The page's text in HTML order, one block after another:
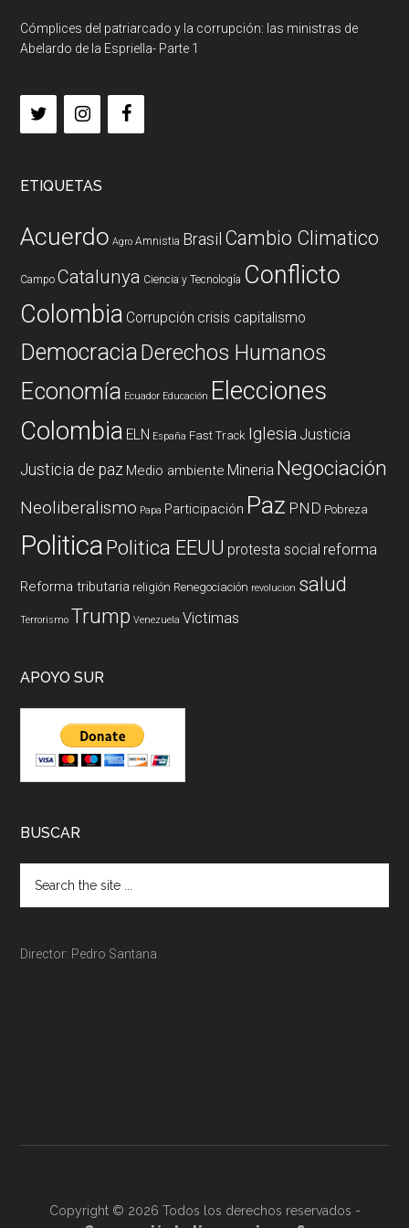
Cómplices del patriarcado y la corrupción: las ministras de
Abelardo de la Espriella- Parte 1
ETIQUETAS
Acuerdo Agro Amnistia Brasil Cambio Climatico
Campo Catalunya Ciencia y Tecnología Conflicto
Colombia Corrupción crisis capitalismo
DemocraciaDerechos Humanos
Economía Ecuador Educación Elecciones
Colombia ELN España Fast Track Iglesia Justicia
Justicia de paz Medio ambiente Mineria Negociación
Neoliberalismo Papa Participación Paz PND Pobreza
PoliticaPolitica EEUU protesta social reforma
Reforma tributaria religión Renegociación revolucion salud
Terrorismo Trump Venezuela Victimas
APOYO SUR
BUSCAR
Director: Pedro Santana
Copyright © 2026 Todos los derechos reservados -